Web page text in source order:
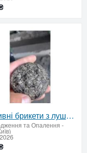
Паливні брикети з лушпиння соняшника — ціна за тонну, від 22 т
та Опалення -